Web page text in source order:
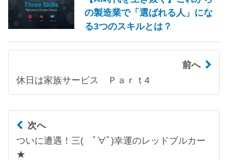
の製造業で「選ばれる人」にな
る3つのスキルとは？
前へ
休日は家族サービス Ｐａｒｔ4
次へ
ついに遭遇！三( ﾟ∀ﾟ)幸運のレッドブルカー
★